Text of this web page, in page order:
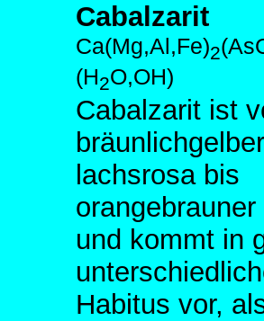
Cabalzarit
Ca(Mg,Al,Fe)2
(H2O,OH)
Cabalzarit ist
lachsrosa bis
orangebrauner
und kommt in
Habitus vor,